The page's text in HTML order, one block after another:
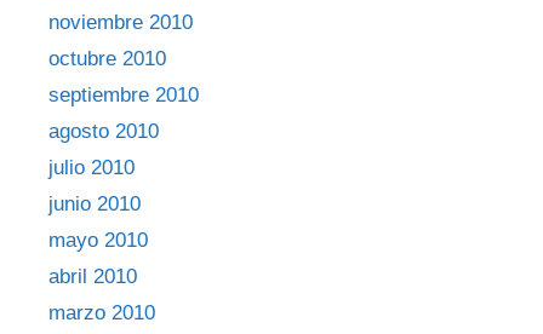
noviembre 2010
octubre 2010
septiembre 2010
agosto 2010
julio 2010
junio 2010
mayo 2010
abril 2010
marzo 2010